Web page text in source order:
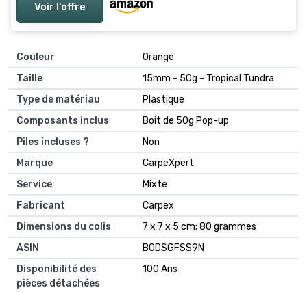
Voir l'offre
Couleur
‎Orange
Taille
‎15mm - 50g - Tropical Tundra
Type de matériau
‎Plastique
Composants inclus
‎Boit de 50g Pop-up
Piles incluses ?
‎Non
Marque
‎CarpeXpert
Service
‎Mixte
Fabricant
‎Carpex
Dimensions du colis
‎7 x 7 x 5 cm; 80 grammes
ASIN
‎B0DSGFSS9N
Disponibilité des
pièces détachées
‎100 Ans